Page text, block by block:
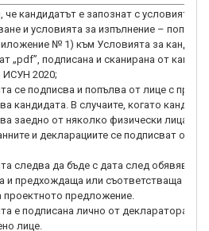
кандидатът е запознат с условията за
и условията за изпълнение –
№ 1) към Условията за
„pdf”, подписана и сканирана от
ИСУН 2020;
се подписва и попълва от лице с право
кандидата. В случаите, когато
заедно от няколко физически лица, се
и декларациите се подписват от
следва да бъде с дата след обявяване
и предхождаща или съответстваща на
проектното предложение.
е подписана лично от декларатора, а